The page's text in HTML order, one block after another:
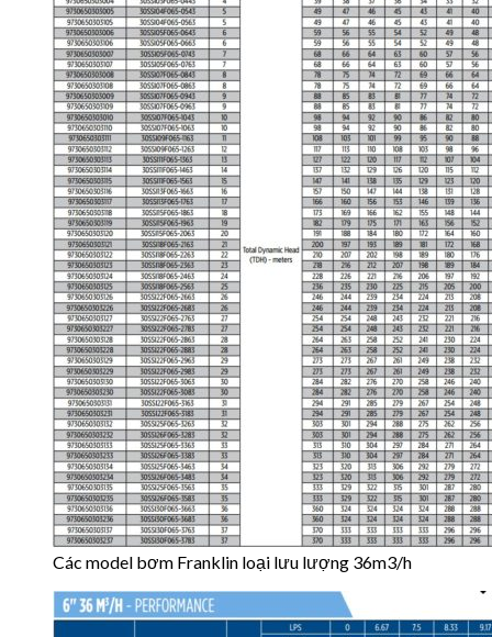
Các model bơm Franklin loại lưu lượng 36m3/h